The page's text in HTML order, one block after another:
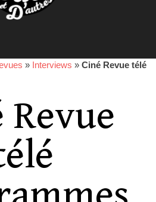
» Interviews » Ciné Revue télé
Revue